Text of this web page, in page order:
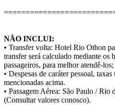
NÃO INCLUI:
• Transfer volta: Hotel Rio Othon
transfer será calculado mediante os
passageiros, para melhor atendê-los;
• Despesas de caráter pessoal,
mencionadas acima.
• Passagem Aérea: São Paulo / Rio
(Consultar valores conosco).